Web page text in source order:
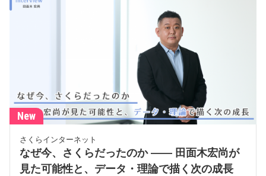
New
さくらインターネット
なぜ今、さくらだったのか —— 田面木宏尚が
見た可能性と、データ・理論で描く次の成長